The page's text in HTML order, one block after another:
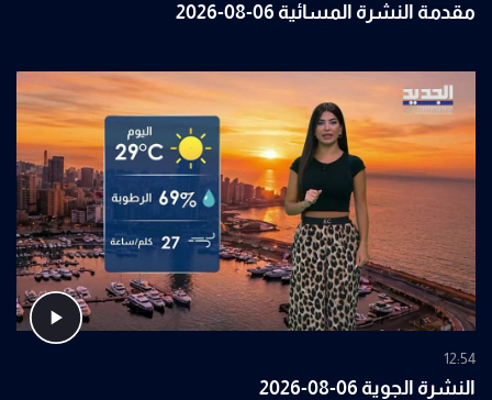
مقدمة النشرة المسائية 06-08-2026
12:54
النشرة الجوية 06-08-2026